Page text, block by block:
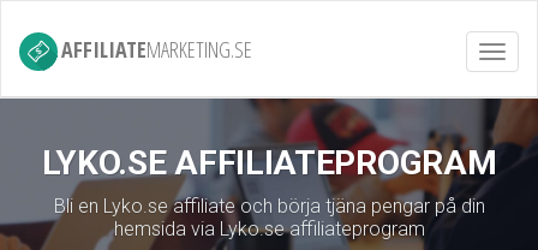
AFFILIATEMARKETING.SE
LYKO.SE AFFILIATEPROGRAM
Bli en Lyko.se affiliate och börja tjäna pengar på din
hemsida via Lyko.se affiliateprogram